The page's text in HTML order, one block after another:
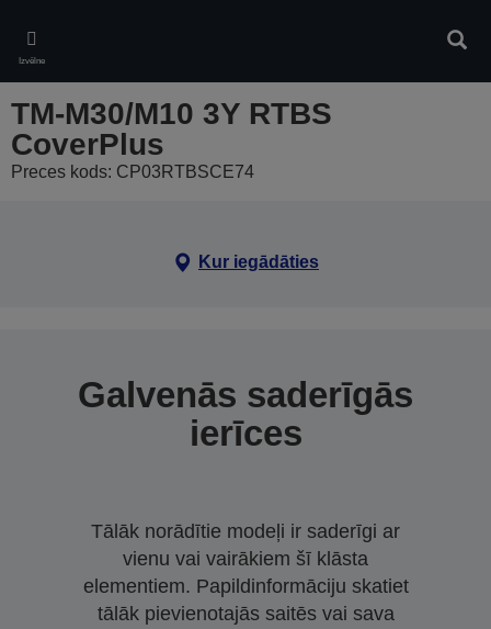
main
content
Izvēlne
TM-M30/M10 3Y RTBS
CoverPlus
Preces kods: CP03RTBSCE74
Kur iegādāties
Galvenās saderīgās
ierīces
Tālāk norādītie modeļi ir saderīgi ar
vienu vai vairākiem šī klāsta
elementiem. Papildinformāciju skatiet
tālāk pievienotajās saitēs vai sava